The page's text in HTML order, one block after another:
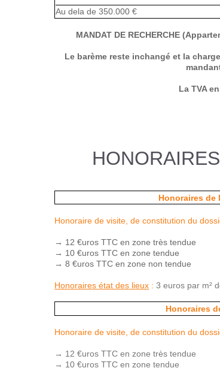
Au dela de
MANDAT DE RECHERCHE
Le barème reste inchangé et la
La TVA
HONORAIRES
Honoraires
Honoraire de visite, de constitution du
→ 12 €uros TTC en zone très tendue
→ 10 €uros TTC en zone tendue
→ 8 €uros TTC en zone non tendue
Honoraires état des lieux : 3 euros par m²
Honoraires
Honoraire de visite, de constitution du
→ 12 €uros TTC en zone très tendue
→ 10 €uros TTC en zone tendue